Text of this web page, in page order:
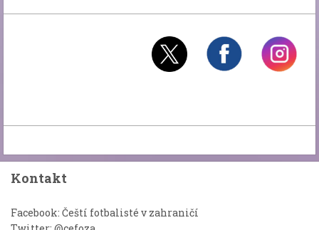
Kontakt
Facebook: Čeští fotbalisté v zahraničí